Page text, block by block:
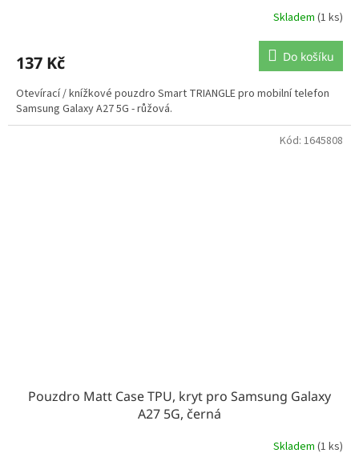
Skladem (1 ks)
137 Kč Do košíku
Otevírací / knížkové pouzdro Smart TRIANGLE pro mobilní telefon
Samsung Galaxy A27 5G - růžová.
Pouzdro Matt Case TPU, kryt pro Samsung Galaxy
A27 5G, černá
Skladem (1 ks)
Kód: 1645808